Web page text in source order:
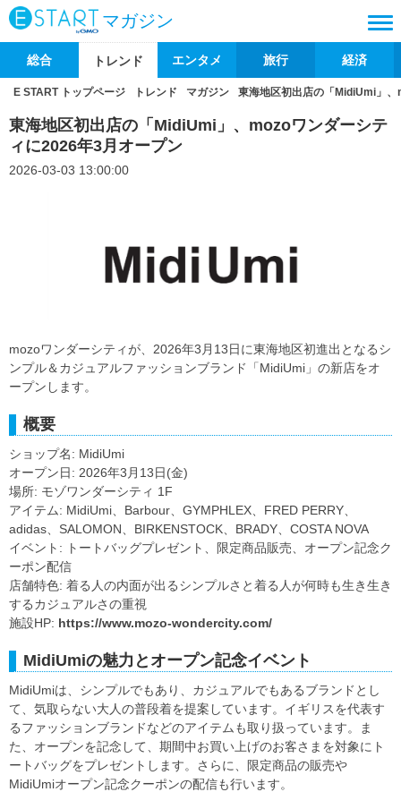
マガジン
総合 トレンド エンタメ 旅行 経済
E START トップページ トレンド マガジン 東海地区初出店の「MidiUmi」
東海地区初出店の「MidiUmi」、mozoワンダーシテ
ィに2026年3月オープン
2026-03-03 13:00:00
mozoワンダーシティが、2026年3月13日に東海地区初進出となるシ
ンプル＆カジュアルファッションブランド「MidiUmi」の新店をオ
ープンします。
概要
ショップ名: MidiUmi
オープン日: 2026年3月13日(金)
場所: モゾワンダーシティ 1F
アイテム: MidiUmi、Barbour、GYMPHLEX、FRED PERRY、
adidas、SALOMON、BIRKENSTOCK、BRADY、COSTA NOVA
イベント: トートバッグプレゼント、限定商品販売、オープン記念ク
ーポン配信
店舗特色: 着る人の内面が出るシンプルさと着る人が何時も生き生き
するカジュアルさの重視
施設HP: https://www.mozo-wondercity.com/
MidiUmiの魅力とオープン記念イベント
MidiUmiは、シンプルでもあり、カジュアルでもあるブランドとし
て、気取らない大人の普段着を提案しています。イギリスを代表す
るファッションブランドなどのアイテムも取り扱っています。ま
た、オープンを記念して、期間中お買い上げのお客さまを対象にト
ートバッグをプレゼントします。さらに、限定商品の販売や
MidiUmiオープン記念クーポンの配信も行います。